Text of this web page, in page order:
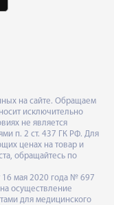
на сайте. Обращаем
носит исключительно
не является
п. 2 ст. 437 ГК РФ. Для
ценах на товар и
обращайтесь по
16 мая 2020 года № 697
осуществление
для медицинского